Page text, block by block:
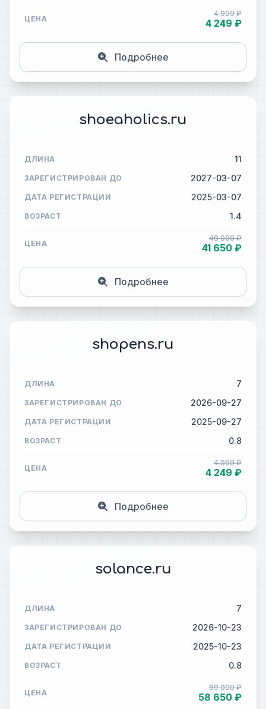
ЦЕНА
4 999 ₽
4 249 ₽
Подробнее
shoeaholics.ru
ДЛИНА 11
ЗАРЕГИСТРИРОВАН ДО 2027-03-07
ДАТА РЕГИСТРАЦИИ 2025-03-07
ВОЗРАСТ 1.4
ЦЕНА
49 000 ₽
41 650 ₽
Подробнее
shopens.ru
ДЛИНА 7
ЗАРЕГИСТРИРОВАН ДО 2026-09-27
ДАТА РЕГИСТРАЦИИ 2025-09-27
ВОЗРАСТ 0.8
ЦЕНА
4 999 ₽
4 249 ₽
Подробнее
solance.ru
ДЛИНА 7
ЗАРЕГИСТРИРОВАН ДО 2026-10-23
ДАТА РЕГИСТРАЦИИ 2025-10-23
ВОЗРАСТ 0.8
ЦЕНА
69 000 ₽
58 650 ₽